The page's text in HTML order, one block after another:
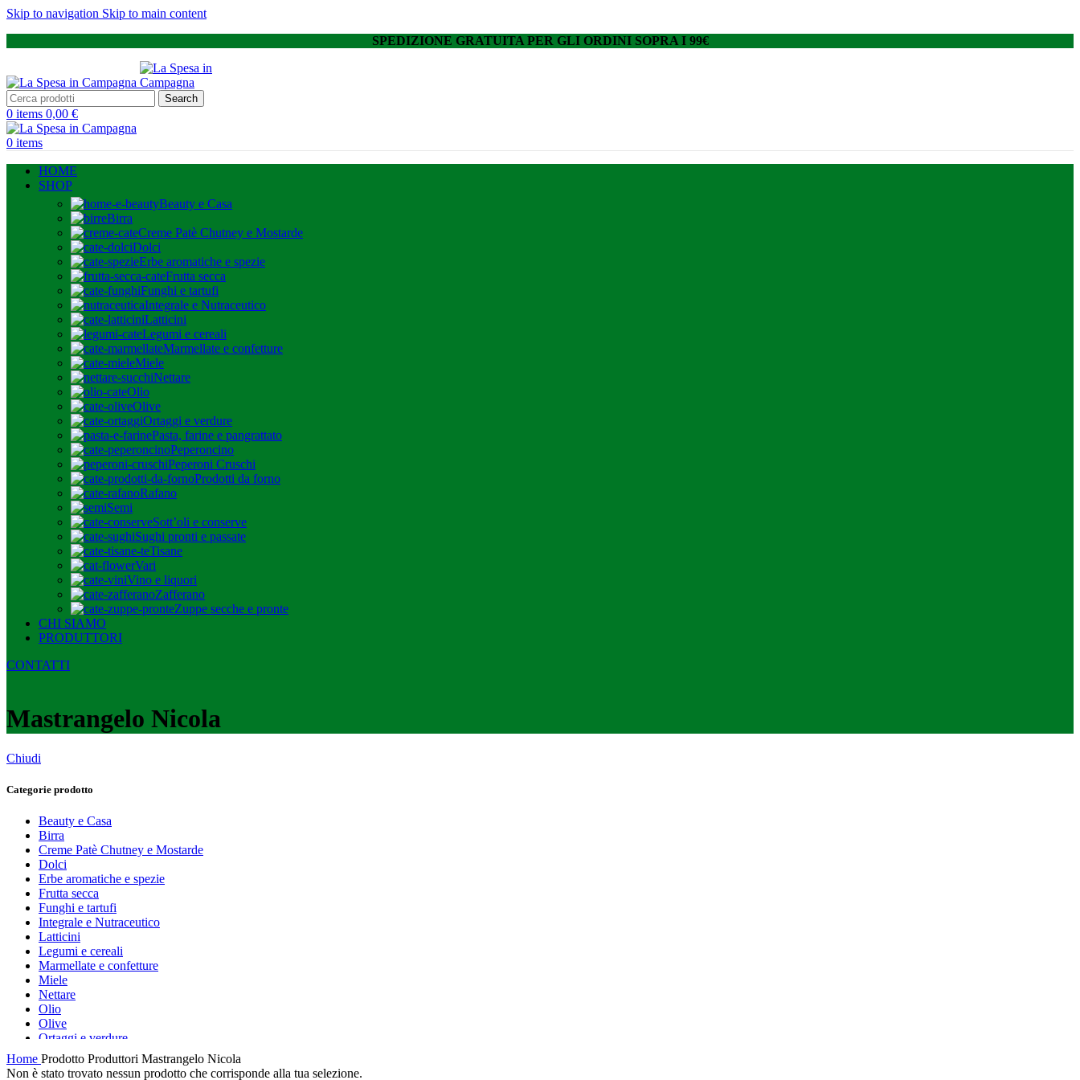
Skip to navigation Skip to main content
SPEDIZIONE GRATUITA PER GLI ORDINI SOPRA I 99€
Search
0 items 0,00 €
0 items
HOME
SHOP
Beauty e Casa
Birra
Creme Patè Chutney e Mostarde
Dolci
Erbe aromatiche e spezie
Frutta secca
Funghi e tartufi
Integrale e Nutraceutico
Latticini
Legumi e cereali
Marmellate e confetture
Miele
Nettare
Olio
Olive
Ortaggi e verdure
Pasta, farine e pangrattato
Peperoncino
Peperoni Cruschi
Prodotti da forno
Rafano
Semi
Sott’oli e conserve
Sughi pronti e passate
Tisane
Vari
Vino e liquori
Zafferano
Zuppe secche e pronte
CHI SIAMO
PRODUTTORI
CONTATTI
Mastrangelo Nicola
Chiudi
Categorie prodotto
Beauty e Casa
Birra
Creme Patè Chutney e Mostarde
Dolci
Erbe aromatiche e spezie
Frutta secca
Funghi e tartufi
Integrale e Nutraceutico
Latticini
Legumi e cereali
Marmellate e confetture
Miele
Nettare
Olio
Olive
Ortaggi e verdure
Pasta, farine e pangrattato
Peperoncino
Home Prodotto Produttori Mastrangelo Nicola
Non è stato trovato nessun prodotto che corrisponde alla tua selezione.